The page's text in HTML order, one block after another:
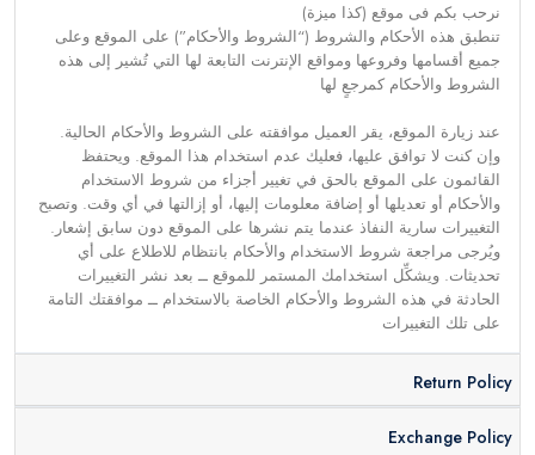
نرحب بكم فى موقع (كذا ميزة)
تنطبق هذه الأحكام والشروط (“الشروط والأحكام”) على الموقع وعلى
جميع أقسامها وفروعها ومواقع الإنترنت التابعة لها التي تُشير إلى هذه
الشروط والأحكام كمرجعٍ لها
عند زيارة الموقع، يقر العميل موافقته على الشروط والأحكام الحالية.
وإن كنت لا توافق عليها، فعليك عدم استخدام هذا الموقع. ويحتفظ
القائمون على الموقع بالحق في تغيير أجزاء من شروط الاستخدام
والأحكام أو تعديلها أو إضافة معلومات إليها، أو إزالتها في أي وقت. وتصبح
التغييرات سارية النفاذ عندما يتم نشرها على الموقع دون سابق إشعار.
ويُرجى مراجعة شروط الاستخدام والأحكام بانتظام للاطلاع على أي
تحديثات. ويشكِّل استخدامك المستمر للموقع ــ بعد نشر التغييرات
الحادثة في هذه الشروط والأحكام الخاصة بالاستخدام ــ موافقتك التامة
على تلك التغييرات
Return Policy
Exchange Policy